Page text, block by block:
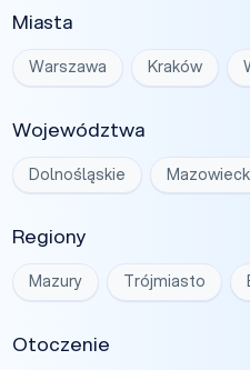
Miasta
Warszawa Kraków
Województwa
Dolnośląskie
Regiony
Mazury Trójmiasto
Otoczenie